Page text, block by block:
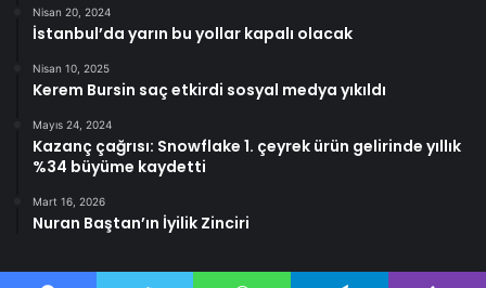
Nisan 20, 2024
İstanbul’da yarın bu yollar kapalı olacak
Nisan 10, 2025
Kerem Bursin saç etkirdi sosyal medya yıkıldı
Mayıs 24, 2024
Kazanç çağrısı: Snowflake 1. çeyrek ürün gelirinde yıllık
%34 büyüme kaydetti
Mart 16, 2026
Nuran Baştan’ın İyilik Zinciri